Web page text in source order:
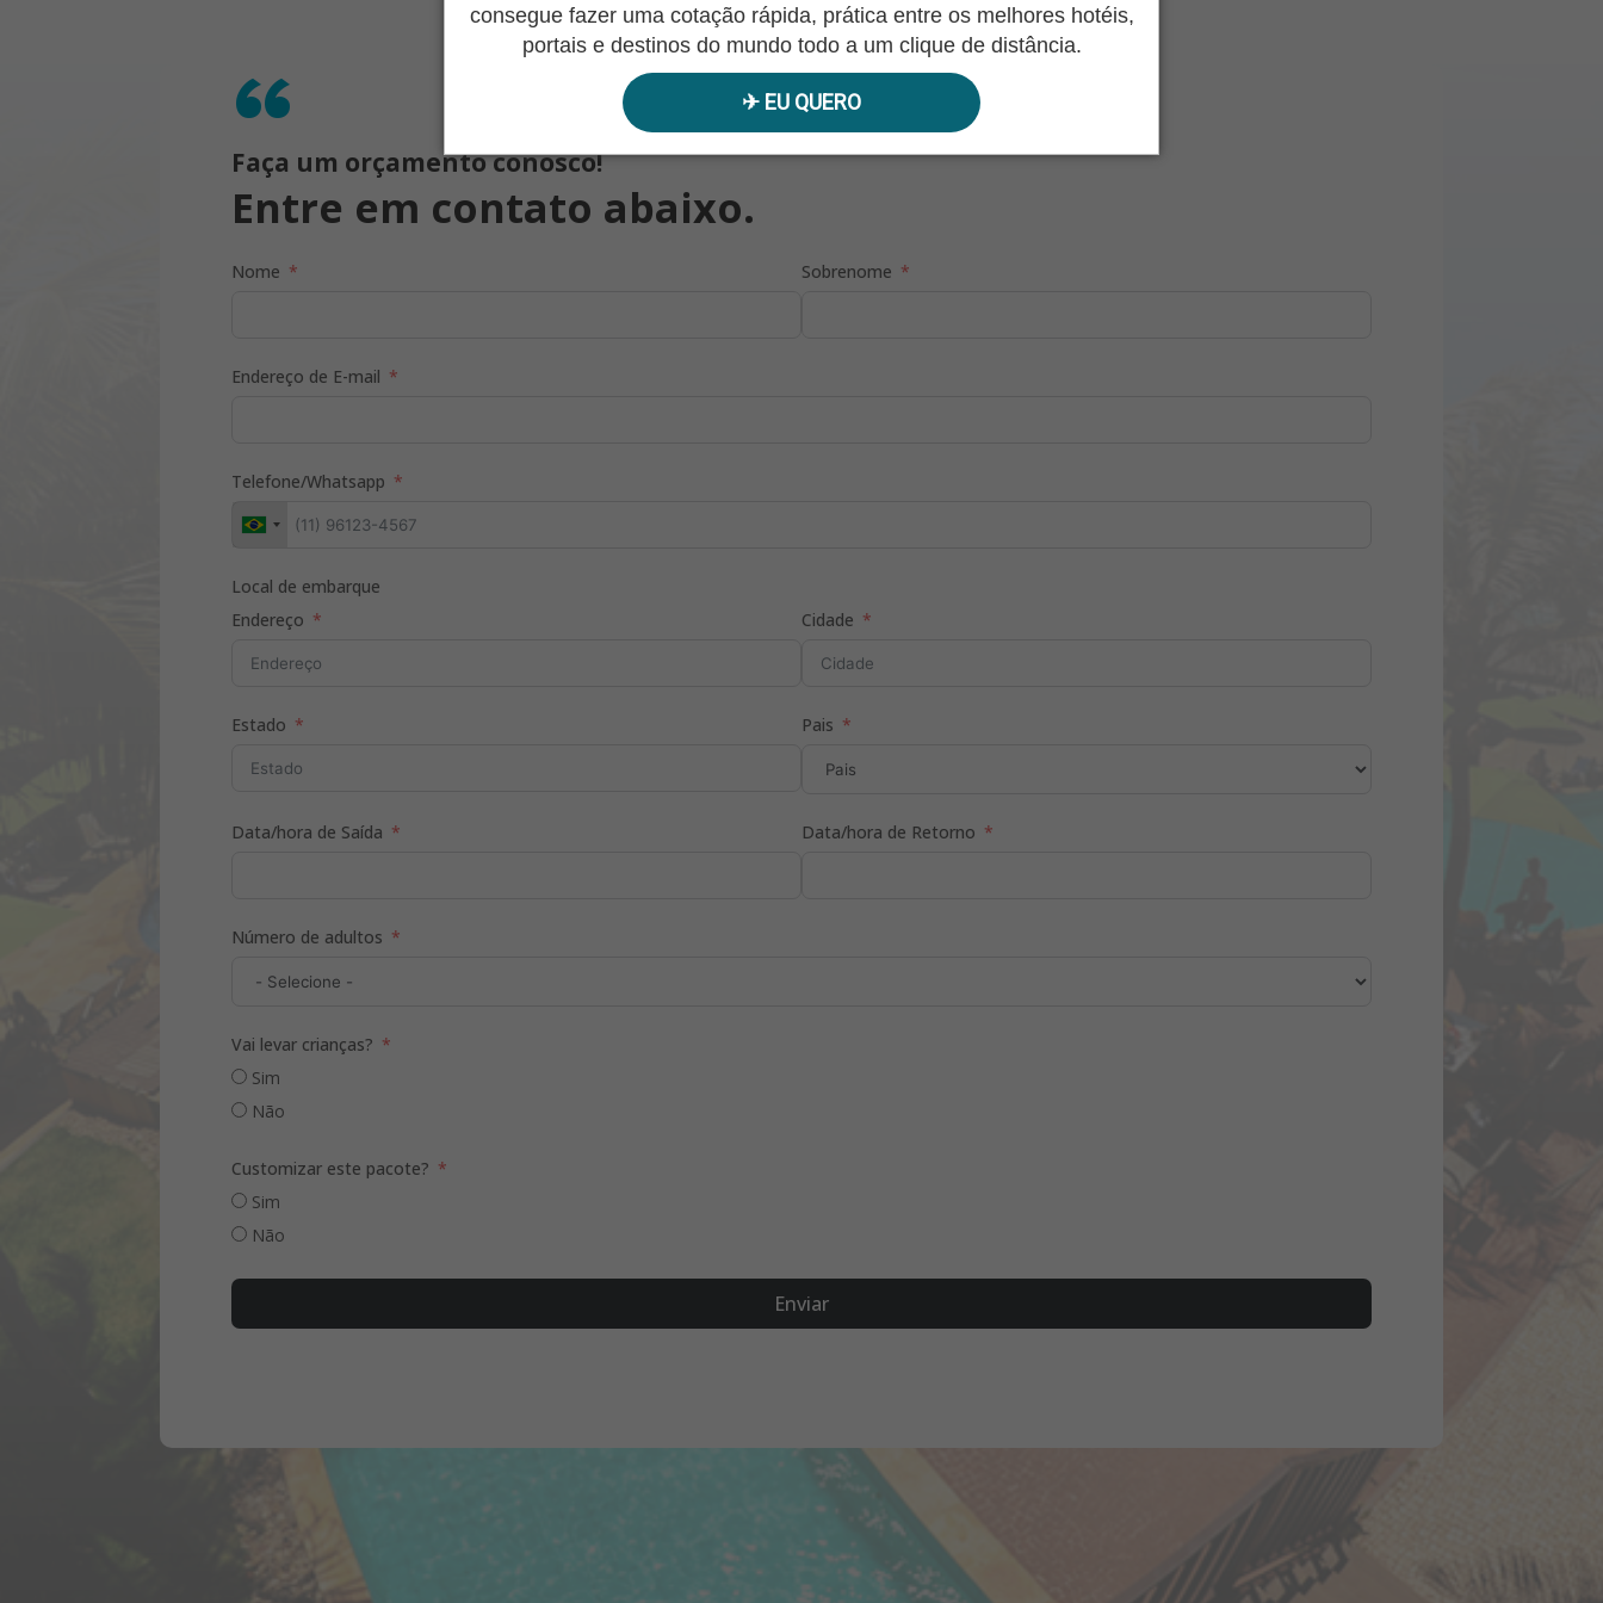
consegue fazer uma cotação rápida, prática entre os melhores hotéis,
portais e destinos do mundo todo a um clique de distância.
✈︎ EU QUERO
“
Faça um orçamento conosco!
Entre em contato abaixo.
Nome Sobrenome
Endereço de E-mail
Telefone/Whatsapp
Local de embarque
Endereço
Cidade
Estado Pais
Data/hora de Saída Data/hora de Retorno
Número de adultos
Vai levar crianças?
Sim
Não
Customizar este pacote?
Sim
Não
Enviar